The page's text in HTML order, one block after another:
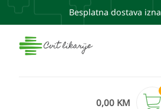
Besplatna dostava
0,00 KM